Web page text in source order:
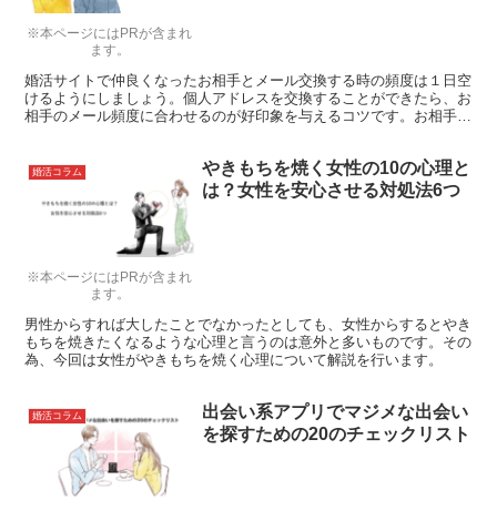
※本ページにはPRが含まれ
ます。
婚活サイトで仲良くなったお相手とメール交換する時の頻度は１日空
けるようにしましょう。個人アドレスを交換することができたら、お
相手のメール頻度に合わせるのが好印象を与えるコツです。お相手に
※本ページにはPRが含まれ
ます。
婚活コラム
やきもちを焼く女性の10の心理と
は？女性を安心させる対処法6つ
男性からすれば大したことでなかったとしても、女性からするとやき
もちを焼きたくなるような心理と言うのは意外と多いものです。その
為、今回は女性がやきもちを焼く心理について解説を行います。
婚活コラム
出会い系アプリでマジメな出会い
を探すための20のチェックリスト